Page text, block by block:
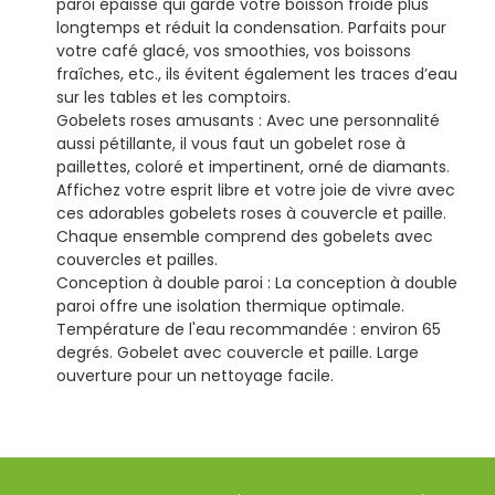
paroi épaisse qui garde votre boisson froide plus
longtemps et réduit la condensation. Parfaits pour
votre café glacé, vos smoothies, vos boissons
fraîches, etc., ils évitent également les traces d’eau
sur les tables et les comptoirs.
Gobelets roses amusants : Avec une personnalité
aussi pétillante, il vous faut un gobelet rose à
paillettes, coloré et impertinent, orné de diamants.
Affichez votre esprit libre et votre joie de vivre avec
ces adorables gobelets roses à couvercle et paille.
Chaque ensemble comprend des gobelets avec
couvercles et pailles.
Conception à double paroi : La conception à double
paroi offre une isolation thermique optimale.
Température de l'eau recommandée : environ 65
degrés. Gobelet avec couvercle et paille. Large
ouverture pour un nettoyage facile.